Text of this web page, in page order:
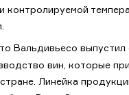
контролируемой
Вальдивьесо
вин, которые
Линейка